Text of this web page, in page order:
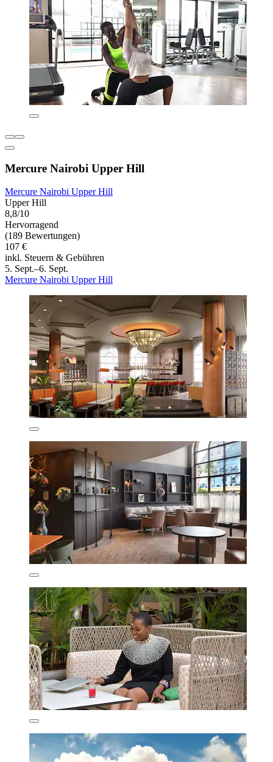
Mercure Nairobi Upper Hill
Mercure Nairobi Upper Hill
Upper Hill
8,8/10
Hervorragend
(189 Bewertungen)
107 €
inkl. Steuern & Gebühren
5. Sept.–6. Sept.
Mercure Nairobi Upper Hill